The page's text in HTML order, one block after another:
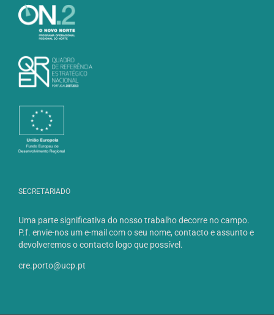
SECRETARIADO
Uma parte significativa do nosso trabalho decorre no campo.
P.f. envie-nos um e-mail com o seu nome, contacto e assunto e
devolveremos o contacto logo que possível.
cre.porto@ucp.pt